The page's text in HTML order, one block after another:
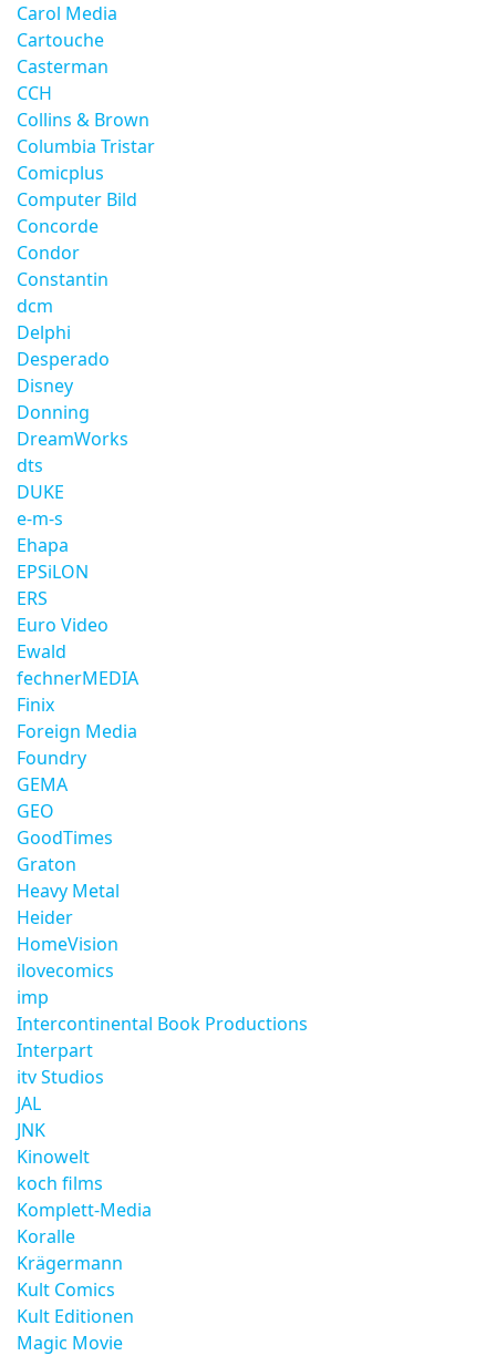
Carol Media
Cartouche
Casterman
CCH
Collins & Brown
Columbia Tristar
Comicplus
Computer Bild
Concorde
Condor
Constantin
dcm
Delphi
Desperado
Disney
Donning
DreamWorks
dts
DUKE
e-m-s
Ehapa
EPSiLON
ERS
Euro Video
Ewald
fechnerMEDIA
Finix
Foreign Media
Foundry
GEMA
GEO
GoodTimes
Graton
Heavy Metal
Heider
HomeVision
ilovecomics
imp
Intercontinental Book Productions
Interpart
itv Studios
JAL
JNK
Kinowelt
koch films
Komplett-Media
Koralle
Krägermann
Kult Comics
Kult Editionen
Magic Movie